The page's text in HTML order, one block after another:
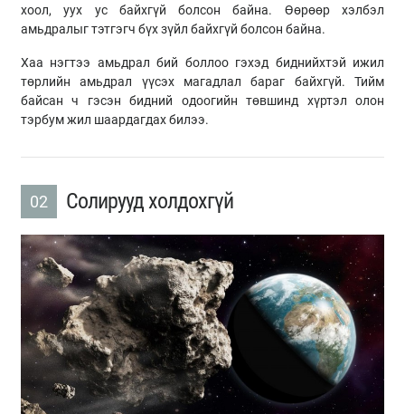
хоол, уух ус байхгүй болсон байна. Өөрөөр хэлбэл
амьдралыг тэтгэгч бүх зүйл байхгүй болсон байна.
Хаа нэгтээ амьдрал бий боллоо гэхэд биднийхтэй ижил
төрлийн амьдрал үүсэх магадлал бараг байхгүй. Тийм
байсан ч гэсэн бидний одоогийн төвшинд хүртэл олон
тэрбум жил шаардагдах билээ.
02 Солирууд холдохгүй